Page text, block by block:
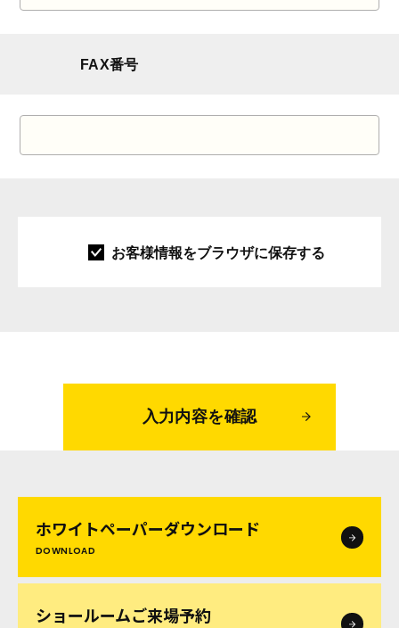
FAX番号
お客様情報をブラウザに保存する
入力内容を確認
ホワイトペーパーダウンロード
DOWNLOAD
ショールームご来場予約